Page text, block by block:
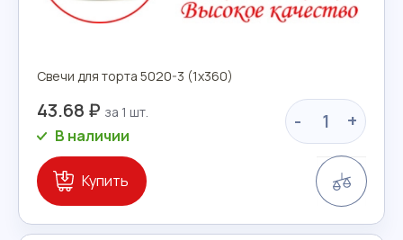
Свечи для торта 5020-3 (1х360)
43.68 ₽ - +
В наличии
Купить